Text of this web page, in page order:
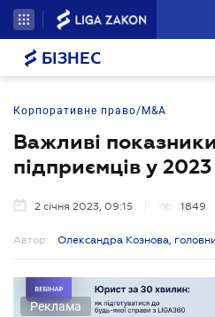
БІЗНЕС
Корпоративне право/M&A
Важливі
підприємців у 2023
2 січня 2023, 09:15 1849
Автор: Олександра Кознова,
Реклама